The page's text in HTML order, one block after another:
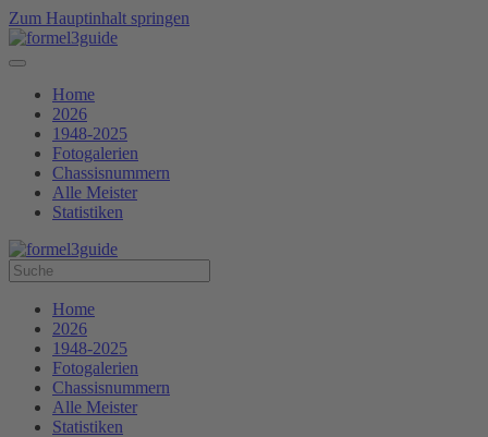
Zum Hauptinhalt springen
Home
2026
1948-2025
Fotogalerien
Chassisnummern
Alle Meister
Statistiken
Home
2026
1948-2025
Fotogalerien
Chassisnummern
Alle Meister
Statistiken